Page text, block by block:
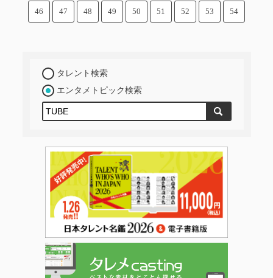
46 47 48 49 50 51 52 53 54
タレント検索
エンタメトピック検索